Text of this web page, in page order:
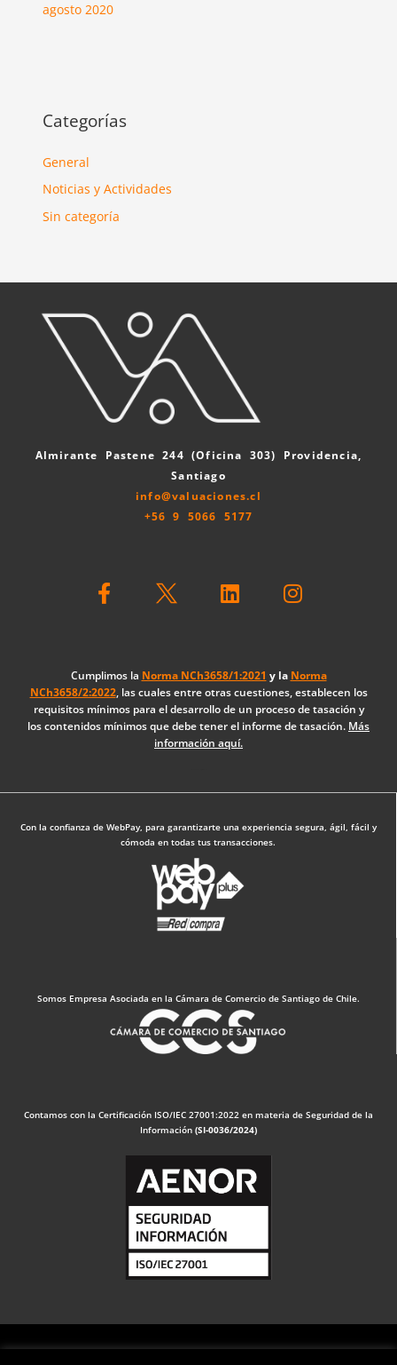
agosto 2020
Categorías
General
Noticias y Actividades
Sin categoría
Almirante Pastene 244 (Oficina 303) Providencia,
Santiago
info@valuaciones.cl
+56 9 5066 5177
a
o
o
k
i
d
i
n
n
g
r
a
Cumplimos la Norma NCh3658/1:2021 y la Norma
NCh3658/2:2022, las cuales entre otras cuestiones, establecen los
requisitos mínimos para el desarrollo de un proceso de tasación y
los contenidos mínimos que debe tener el informe de tasación. Más
información aquí.
Con la confianza de WebPay, para garantizarte una experiencia segura, ágil, fácil y
cómoda en todas tus transacciones.
Somos Empresa Asociada en la Cámara de Comercio de Santiago de Chile.
Contamos con la Certificación ISO/IEC 27001:2022 en materia de Seguridad de la
Información (SI-0036/2024)